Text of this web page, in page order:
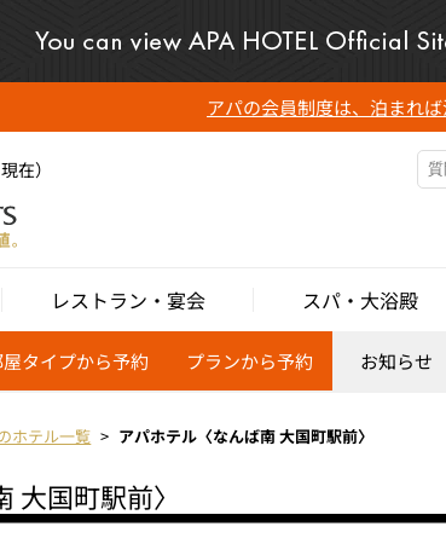
アパの会員制度は、泊まれば
在）
レストラン・宴会 スパ・大浴殿
タイプから予約 プランから予約 お知らせ
ホテル一覧 アパホテル〈なんば南 大国町駅前〉
大国町駅前〉